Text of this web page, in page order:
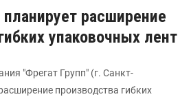
планирует расширение
упаковочных лент
"Фрегат Групп" (г. Санкт-
производства гибких